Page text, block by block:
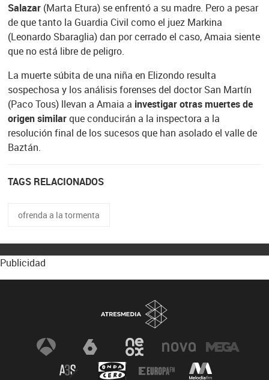
Salazar(Marta Etura) se enfrentó a su madre. Pero a pesar
de que tanto la Guardia Civil como el juez Markina
(Leonardo Sbaraglia) dan por cerrado el caso, Amaia siente
que no está libre de peligro.
La muerte súbita de una niña en Elizondo resulta
sospechosa y los análisis forenses del doctor San Martín
(Paco Tous) llevan a Amaia a investigar otras muertes de
origen similarque conducirán a la inspectora a la
resolución final de los sucesos que han asolado el valle de
Baztán.
TAGS RELACIONADOS
ofrenda a la tormenta
Publicidad